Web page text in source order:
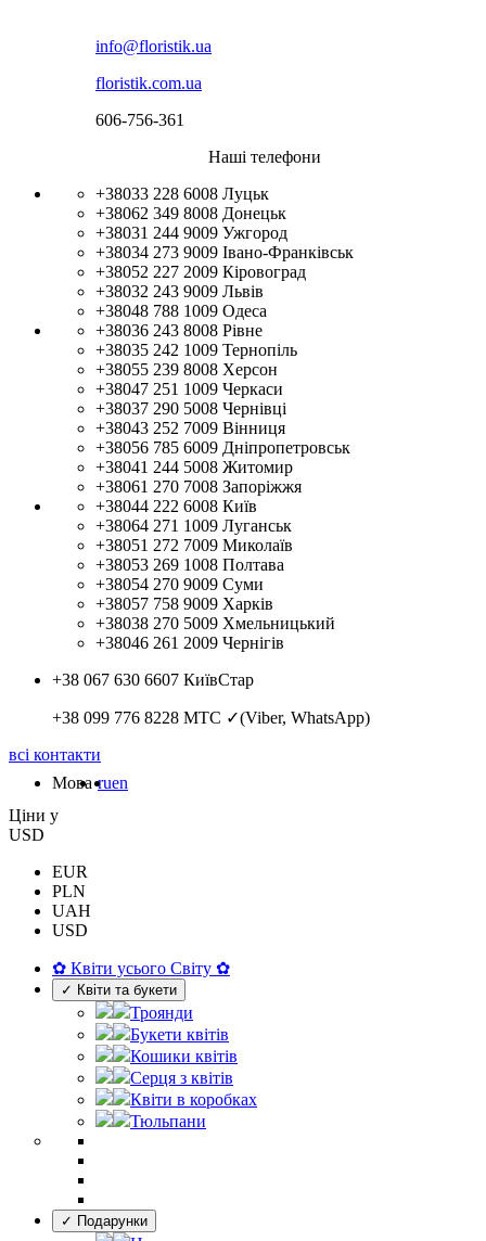
info@floristik.ua
floristik.com.ua
606-756-361
Наші телефони
+38033 228 6008 Луцьк
+38062 349 8008 Донецьк
+38031 244 9009 Ужгород
+38034 273 9009 Івано-Франківськ
+38052 227 2009 Кіровоград
+38032 243 9009 Львів
+38048 788 1009 Одеса
+38036 243 8008 Рівне
+38035 242 1009 Тернопіль
+38055 239 8008 Херсон
+38047 251 1009 Черкаси
+38037 290 5008 Чернівці
+38043 252 7009 Вінниця
+38056 785 6009 Дніпропетровськ
+38041 244 5008 Житомир
+38061 270 7008 Запоріжжя
+38044 222 6008 Київ
+38064 271 1009 Луганськ
+38051 272 7009 Миколаїв
+38053 269 1008 Полтава
+38054 270 9009 Суми
+38057 758 9009 Харків
+38038 270 5009 Хмельницький
+38046 261 2009 Чернігів
+38 067 630 6607 КиївСтар
+38 099 776 8228 МТС ✓(Viber, WhatsApp)
всі контакти
Мова ruen
Цiни у
USD
EUR
PLN
UAH
USD
✿ Квіти усього Світу ✿
✓ Квіти та букети
Троянди
Букети квітів
Кошики квітів
Серця з квітів
Квіти в коробках
Тюльпани
✓ Подарунки